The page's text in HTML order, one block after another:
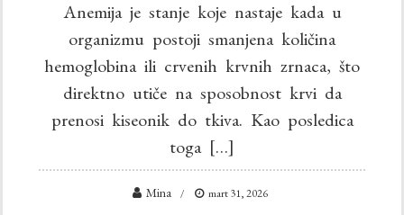
Anemija je stanje koje nastaje kada u
organizmu postoji smanjena količina
hemoglobina ili crvenih krvnih zrnaca, što
direktno utiče na sposobnost krvi da
prenosi kiseonik do tkiva. Kao posledica
toga […]
Mina mart 31, 2026